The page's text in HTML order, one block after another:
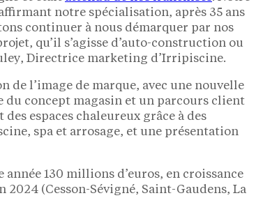
notre spécialisation, après 35 ans
continuer à nous démarquer par nos
qu’il s’agisse d’auto-construction ou
Directrice marketing d’Irripiscine.
de l’image de marque, avec une nouvelle
concept magasin et un parcours client
espaces chaleureux grâce à des
spa et arrosage, et une présentation
130 millions d’euros, en croissance
(Cesson-Sévigné, Saint-Gaudens, La